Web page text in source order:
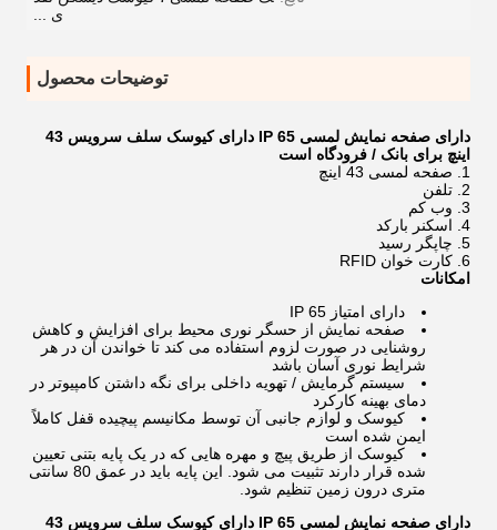
ی ...
توضیحات محصول
دارای صفحه نمایش لمسی IP 65 دارای کیوسک سلف سرویس 43
اینچ برای بانک / فرودگاه است
صفحه لمسی 43 اینچ
تلفن
وب کم
اسکنر بارکد
چاپگر رسید
کارت خوان RFID
امکانات
دارای امتیاز IP 65
صفحه نمایش از حسگر نوری محیط برای افزایش و کاهش
روشنایی در صورت لزوم استفاده می کند تا خواندن آن در هر
شرایط نوری آسان باشد
سیستم گرمایش / تهویه داخلی برای نگه داشتن کامپیوتر در
دمای بهینه کارکرد
کیوسک و لوازم جانبی آن توسط مکانیسم پیچیده قفل کاملاً
ایمن شده است
کیوسک از طریق پیچ و مهره هایی که در یک پایه بتنی تعیین
شده قرار دارند تثبیت می شود. این پایه باید در عمق 80 سانتی
متری درون زمین تنظیم شود.
دارای صفحه نمایش لمسی IP 65 دارای کیوسک سلف سرویس 43